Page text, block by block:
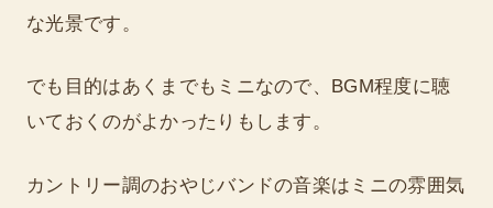
な光景です。
でも目的はあくまでもミニなので、BGM程度に聴
いておくのがよかったりもします。
カントリー調のおやじバンドの音楽はミニの雰囲気